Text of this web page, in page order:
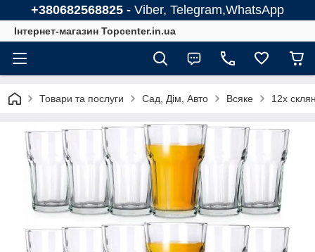
+380682568825 - Viber, Telegram,WhatsApp
Інтернет-магазин Topcenter.in.ua
Товари та послуги Сад, Дім, Авто Всяке 12x